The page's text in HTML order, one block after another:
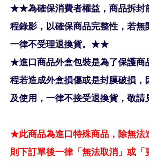
★★為確保消費者權益，商品拆封
程錄影，以確保商品完整性，若無
一律不受理退換貨。★★
★進口商品外盒包裝是為了保護商
程若造成外盒損傷或是封膜破損，
及使用，一律不接受退換貨，敬
★此商品為進口特殊商品，除無法
則下訂單後一律「無法取消」或「